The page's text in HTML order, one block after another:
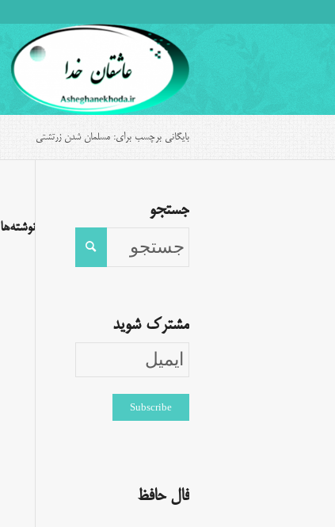
بایگانی برچسب برای: مسلمان شدن زرتشتی
نوشته‌ها
جستجو
مشترک شوید
فال حافظ